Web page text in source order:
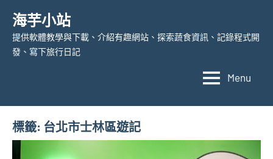
content
海芋小站
提供軟體教學與下載、介紹有趣網站、探索蔬食資訊、記錄程式開
發、寫下旅行日記
Menu
標籤: 台北市士林區遊記